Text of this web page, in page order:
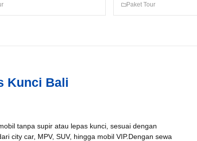
Paket Tour
Kunci Bali
tanpa supir atau lepas kunci, sesuai dengan
city car, MPV, SUV, hingga mobil VIP.Dengan sewa